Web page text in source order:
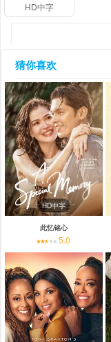
HD中字
猜你喜欢
HD中字
此忆铭心
5.0